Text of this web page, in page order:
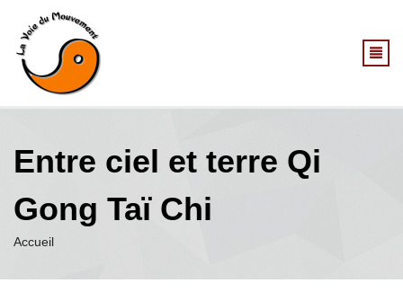
Entre ciel et terre Qi
Gong Taï Chi
Accueil